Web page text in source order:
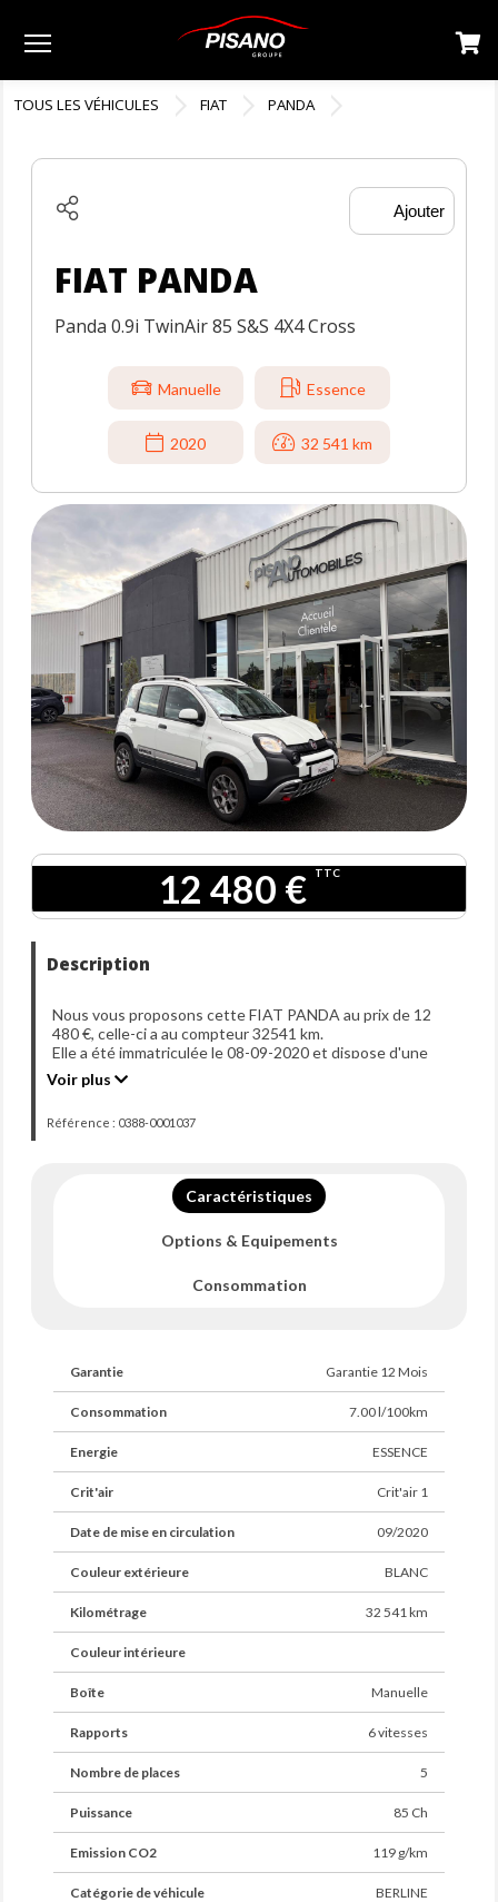
TOUS LES VÉHICULES FIAT PANDA
Ajouter
FIAT PANDA
Panda 0.9i TwinAir 85 S&S 4X4 Cross
Manuelle Essence
2020 32 541 km
12 480 € TTC
Description
Nous vous proposons cette FIAT PANDA au prix de 12
480 €, celle-ci a au compteur 32541 km.
Elle a été immatriculée le 08-09-2020 et dispose d'une
puissance de 85ch din.
Voir plus
Référence : 0388-0001037
Caractéristiques
Options & Equipements
Consommation
Garantie Garantie 12 Mois
Consommation 7.00 l/100km
Energie ESSENCE
Crit'air Crit'air 1
Date de mise en circulation 09/2020
Couleur extérieure BLANC
Kilométrage 32 541 km
Couleur intérieure
Boîte Manuelle
Rapports 6 vitesses
Nombre de places 5
Puissance 85 Ch
Emission CO2 119 g/km
Catégorie de véhicule BERLINE